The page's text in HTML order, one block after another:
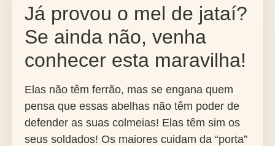
Já provou o mel de jataí?
Se ainda não, venha
conhecer esta maravilha!
Elas não têm ferrão, mas se engana quem
pensa que essas abelhas não têm poder de
defender as suas colmeias! Elas têm sim os
seus soldados! Os maiores cuidam da “porta”